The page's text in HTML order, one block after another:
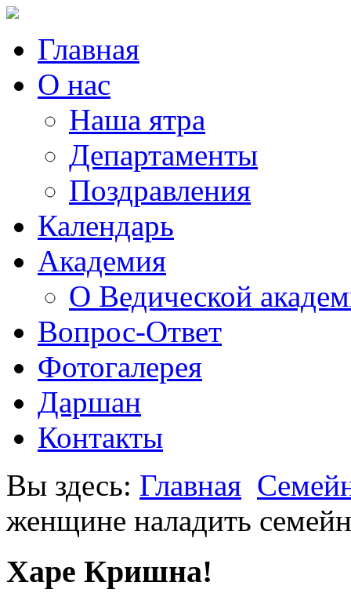
Главная
О нас
Наша ятра
Департаменты
Поздравления
Календарь
Академия
О Ведической
Вопрос-Ответ
Фотогалерея
Даршан
Контакты
Вы здесь: Главная
женщине наладить
Харе Кришна!